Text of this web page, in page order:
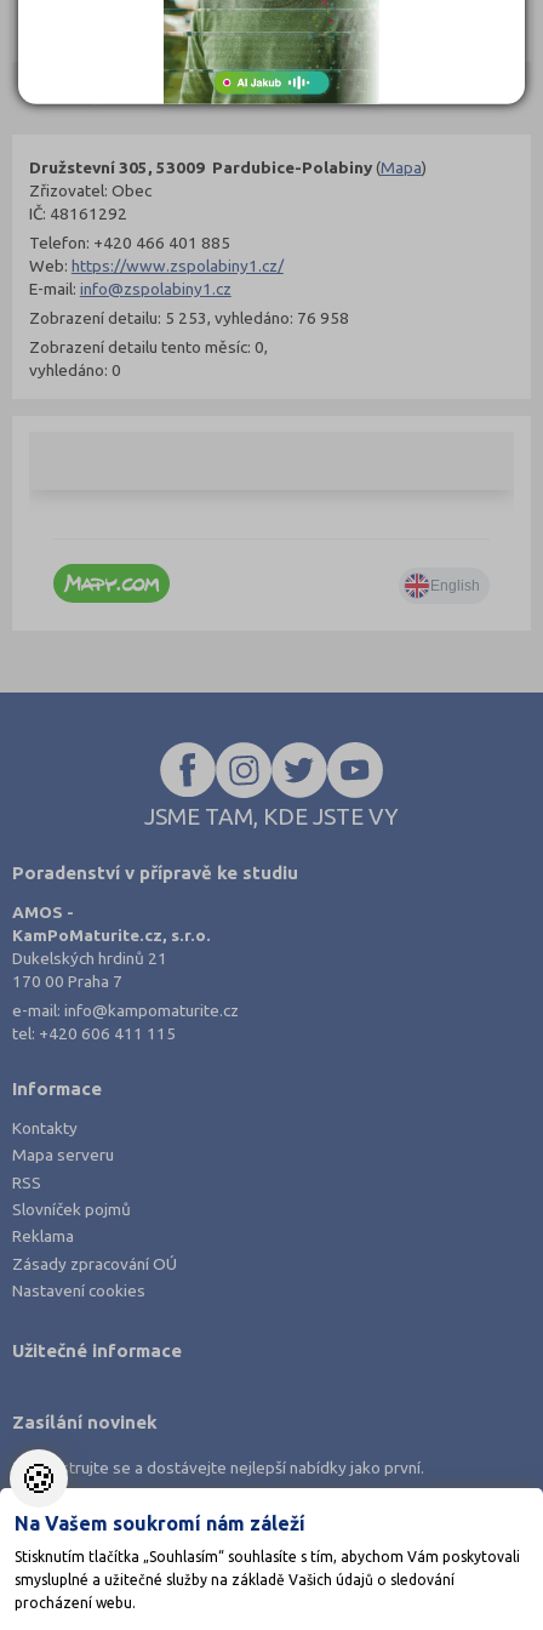
299 Kč
Objednat
Kontakty
Družstevní 305, 53009 Pardubice-Polabiny(Mapa)
Zřizovatel: Obec
IČ: 48161292
Telefon: +420 466 401 885
Web: https://www.zspolabiny1.cz/
E-mail: info@zspolabiny1.cz
Zobrazení detailu: 5 253, vyhledáno: 76 958
Zobrazení detailu tento měsíc: 0,
vyhledáno: 0
JSME TAM, KDE JSTE VY
Poradenství v přípravě ke studiu
AMOS -
KamPoMaturite.cz, s.r.o.
Dukelských hrdinů 21
170 00 Praha 7
e-mail:info@kampomaturite.cz
tel: +420 606 411 115
Informace
Kontakty
Mapa serveru
RSS
Slovníček pojmů
Reklama
Zásady zpracování OÚ
Nastavení cookies
Stáhněte si aplikaci Adresář škol
Užitečné informace
Zasílání novinek
Zaregistrujte se a dostávejte nejlepší nabídky jako první.
🍪
Na Vašem soukromí nám záleží
Stisknutím tlačítka „Souhlasím“ souhlasíte s tím, abychom Vám poskytovali
smysluplné a užitečné služby na základě Vašich údajů o sledování
procházení webu.